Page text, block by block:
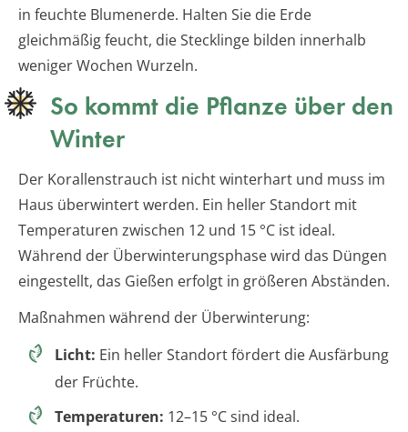
in feuchte Blumenerde. Halten Sie die Erde
gleichmäßig feucht, die Stecklinge bilden innerhalb
weniger Wochen Wurzeln.
So kommt die Pflanze über den
Winter
Der Korallenstrauch ist nicht winterhart und muss im
Haus überwintert werden. Ein heller Standort mit
Temperaturen zwischen 12 und 15 °C ist ideal.
Während der Überwinterungsphase wird das Düngen
eingestellt, das Gießen erfolgt in größeren Abständen.
Maßnahmen während der Überwinterung:
Licht: Ein heller Standort fördert die Ausfärbung
der Früchte.
Temperaturen: 12–15 °C sind ideal.